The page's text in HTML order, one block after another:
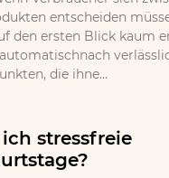
entscheiden
den ersten Blick kaum
die ihne...
stressfreie